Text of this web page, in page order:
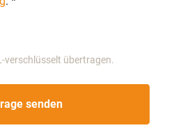
senden
verschlüsselt übertragen.